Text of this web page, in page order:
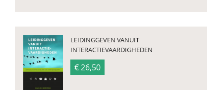
LEIDINGGEVEN VANUIT
INTERACTIEVAARDIGHEDEN
€ 26,50